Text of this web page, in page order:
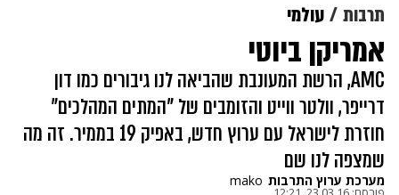
תרבות עולמי
אמריקן ביוטי
AMC, הרשת המעונבת שהביאה לנו גיבורים כמו דון
דרייפר, וולטר ווייט והזומבים של "המתים המהלכים"
חוזרת לישראל עם ערוץ חדש, באפיק 19 בממיר. זה מה
שמצפה לנו שם
מערכת ערוץ התרבות mako